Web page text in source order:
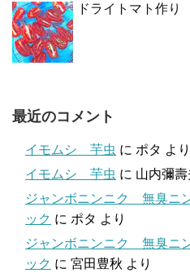
ドライトマト作り
最近のコメント
イモムシ 芋虫 に ポタ より
イモムシ 芋虫 に 山内彌壽
ジャンボニンニク 無臭ニ
ック に ポタ より
ジャンボニンニク 無臭ニ
ック に 宮田豊秋 より